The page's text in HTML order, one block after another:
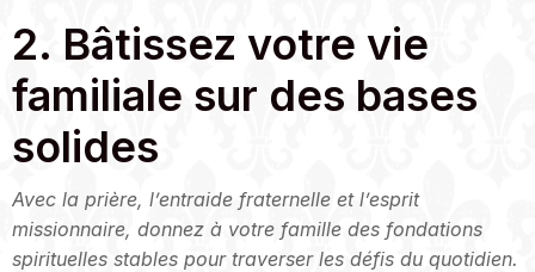
2. Bâtissez votre vie
familiale sur des bases
solides
Avec la prière, l’entraide fraternelle et l’esprit
missionnaire, donnez à votre famille des fondations
spirituelles stables pour traverser les défis du quotidien.